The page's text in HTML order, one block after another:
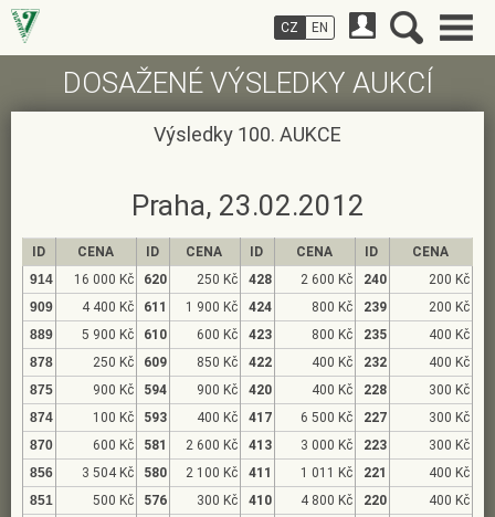
DOSAŽENÉ VÝSLEDKY AUKCÍ
Výsledky 100. AUKCE
Praha, 23.02.2012
ID CENA ID CENA ID CENA ID
CENA
914
16 000 Kč 620 250 Kč 428 2 600 Kč 240
200 Kč
909
4 400 Kč 611 1 900 Kč 424 800 Kč 239
200 Kč
889
5 900 Kč 610 600 Kč 423 800 Kč 235
400 Kč
878
250 Kč 609 850 Kč 422 400 Kč 232
400 Kč
875
900 Kč 594 900 Kč 420 400 Kč 228
300 Kč
874
100 Kč 593 400 Kč 417 6 500 Kč 227
300 Kč
870
600 Kč 581 2 600 Kč 413 3 000 Kč 223
300 Kč
856
3 504 Kč 580 2 100 Kč 411 1 011 Kč 221
400 Kč
851
500 Kč 576 300 Kč 410 4 800 Kč 220
400 Kč
CZ EN